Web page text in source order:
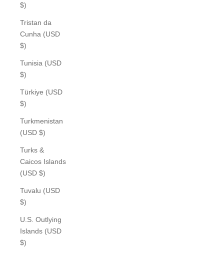
$)
Tristan da
Cunha (USD
$)
Tunisia (USD
$)
Türkiye (USD
$)
Turkmenistan
(USD $)
Turks &
Caicos Islands
(USD $)
Tuvalu (USD
$)
U.S. Outlying
Islands (USD
$)